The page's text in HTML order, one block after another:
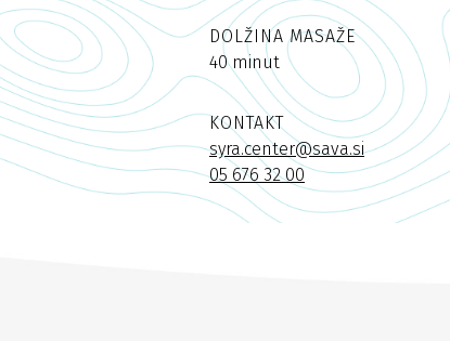
DOLŽINA MASAŽE
40 minut
KONTAKT
syra.center@sava.si
05 676 32 00